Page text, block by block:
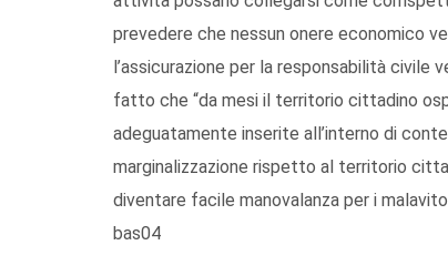
prevedere che nessun onere economico
l’assicurazione per la responsabilità
fatto che “da mesi il territorio cittadino
adeguatamente inserite all’interno di
marginalizzazione rispetto al territorio
diventare facile manovalanza per i
bas04